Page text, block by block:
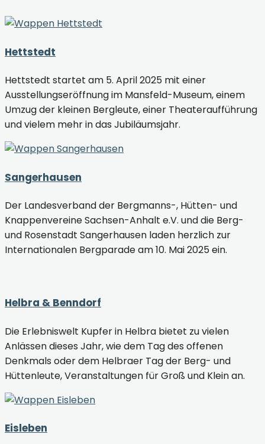
Hettstedt
Hettstedt startet am 5. April 2025 mit einer
Ausstellungseröffnung im Mansfeld-Museum, einem
Umzug der kleinen Bergleute, einer Theateraufführung
und vielem mehr in das Jubiläumsjahr.
Sangerhausen
Der Landesverband der Bergmanns-, Hütten- und
Knappenvereine Sachsen-Anhalt e.V. und die Berg-
und Rosenstadt Sangerhausen laden herzlich zur
Internationalen Bergparade am 10. Mai 2025 ein.
Helbra & Benndorf
Die Erlebniswelt Kupfer in Helbra bietet zu vielen
Anlässen dieses Jahr, wie dem Tag des offenen
Denkmals oder dem Helbraer Tag der Berg- und
Hüttenleute, Veranstaltungen für Groß und Klein an.
Eisleben